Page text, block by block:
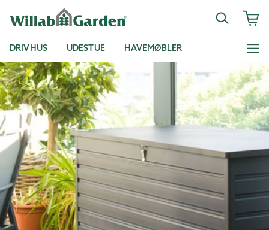
DRIVHUS UDESTUE HAVEMØBLER